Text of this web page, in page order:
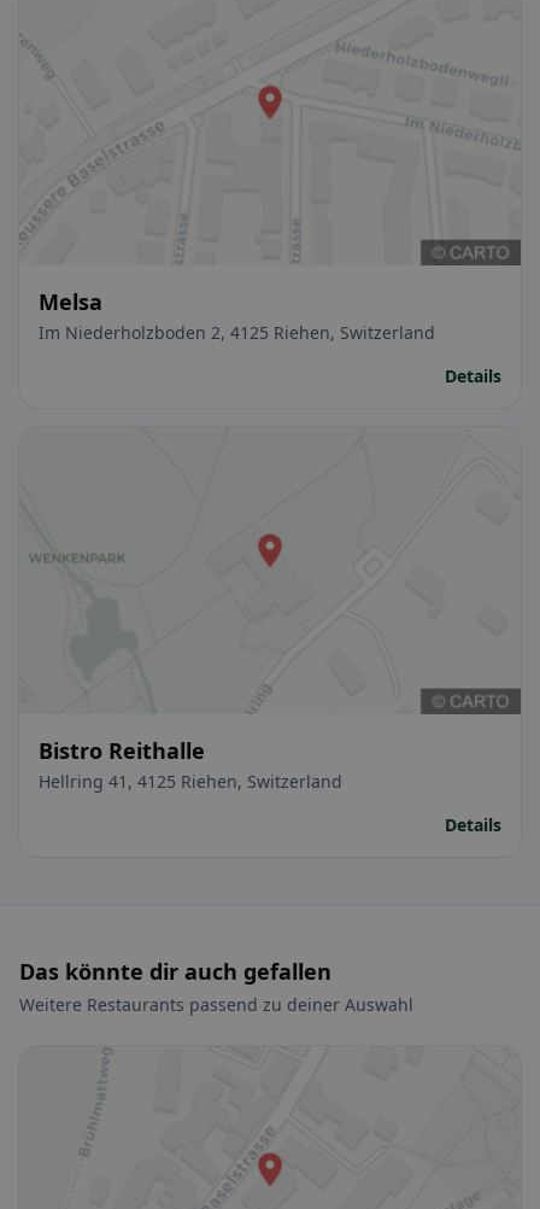
Melsa
Im Niederholzboden 2, 4125 Riehen, Switzerland
Details
Bistro Reithalle
Hellring 41, 4125 Riehen, Switzerland
Details
Das könnte dir auch gefallen
Weitere Restaurants passend zu deiner Auswahl